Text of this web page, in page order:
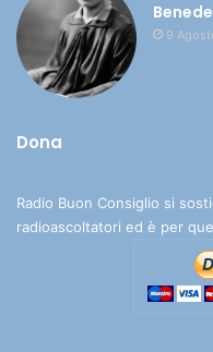
9
Dona
Radio Buon Consiglio si
radioascoltatori ed è per